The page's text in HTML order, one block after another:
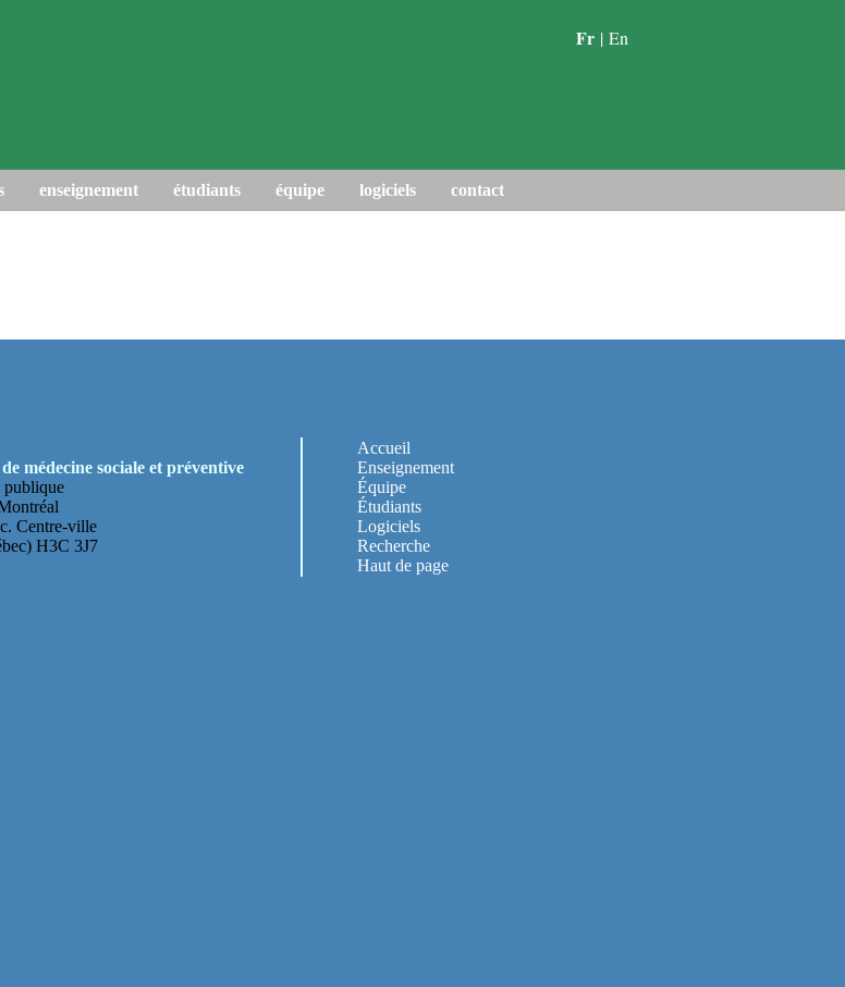
Fr | En
enseignement étudiants équipe logiciels contact
médecine sociale et préventive
publique
Centre-ville
H3C 3J7
Accueil
Enseignement
Équipe
Étudiants
Logiciels
Recherche
Haut de page